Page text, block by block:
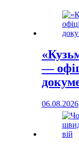
—
06.08.2026